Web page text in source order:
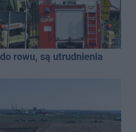
rowu, są utrudnienia